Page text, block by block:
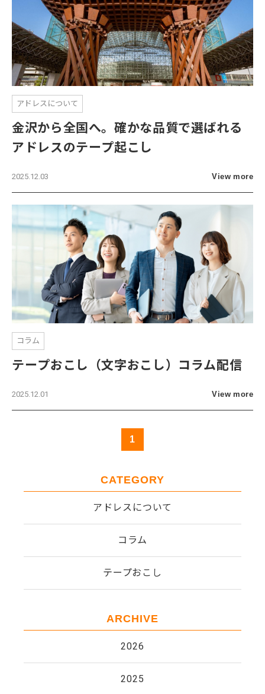
アドレスについて
金沢から全国へ。確かな品質で選ばれる
アドレスのテープ起こし
2025.12.03 View more
コラム
テープおこし（文字おこし）コラム配信
2025.12.01 View more
1
CATEGORY
アドレスについて
コラム
テープおこし
ARCHIVE
2026
2025